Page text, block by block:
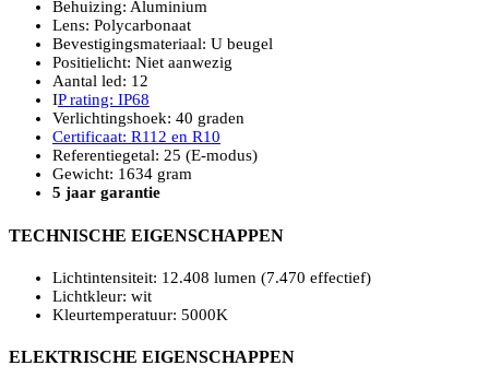
Behuizing: Aluminium
Lens: Polycarbonaat
Bevestigingsmateriaal: U beugel
Positielicht: Niet aanwezig
Aantal led: 12
IP rating: IP68
Verlichtingshoek: 40 graden
Certificaat: R112 en R10
Referentiegetal: 25 (E-modus)
Gewicht: 1634 gram
5 jaar garantie
TECHNISCHE EIGENSCHAPPEN
Lichtintensiteit: 12.408 lumen (7.470 effectief)
Lichtkleur: wit
Kleurtemperatuur: 5000K
ELEKTRISCHE EIGENSCHAPPEN